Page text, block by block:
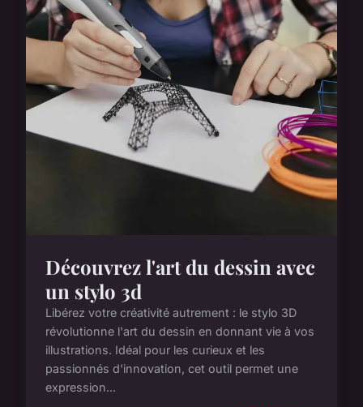
Découvrez l'art du dessin avec
un stylo 3d
Libérez votre créativité autrement : le stylo 3D
révolutionne l'art du dessin en donnant vie à vos
illustrations. Idéal pour les curieux et les
passionnés d'innovation, cet outil permet une
expression...